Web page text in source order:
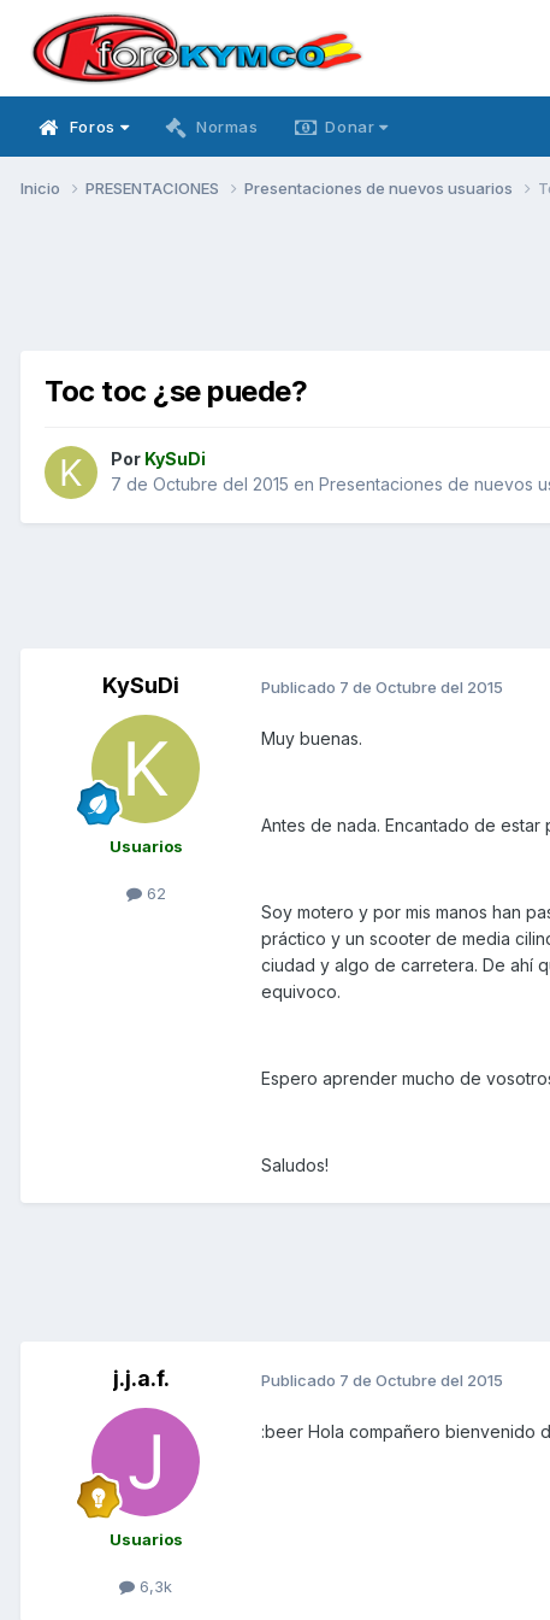
Foros Normas Donar
Inicio PRESENTACIONES Presentaciones de nuevos usuarios
Toc toc ¿se puede?
Por KySuDi
7 de Octubre del 2015 en Presentaciones de nuevos
KySuDi
Usuarios
62
Publicado 7 de Octubre del 2015
Muy buenas.
Antes de nada. Encantado de estar
Soy motero y por mis manos han
práctico y un scooter de media
ciudad y algo de carretera. De ahí
equivoco.
Espero aprender mucho de
Saludos!
j.j.a.f.
Usuarios
6,3k
Publicado 7 de Octubre del 2015
:beer Hola compañero bienvenido